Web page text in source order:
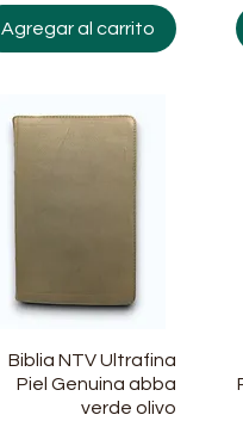
Agregar al carrito
Vista rápida
Biblia NTV Ultrafina
Piel Genuina abba
verde olivo